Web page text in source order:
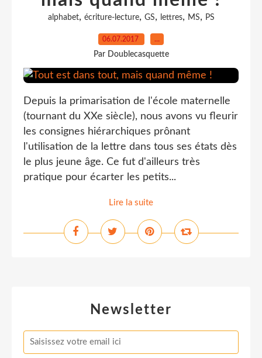
alphabet, écriture-lecture, GS, lettres, MS, PS
06.07.2017 …
Par Doublecasquette
Depuis la primarisation de l'école maternelle
(tournant du XXe siècle), nous avons vu fleurir
les consignes hiérarchiques prônant
l'utilisation de la lettre dans tous ses états dès
le plus jeune âge. Ce fut d'ailleurs très
pratique pour écarter les petits...
Lire la suite
Newsletter